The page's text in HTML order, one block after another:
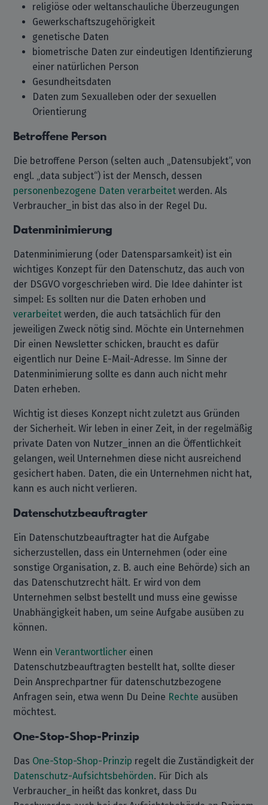
religiöse oder weltanschauliche Überzeugungen
Gewerkschaftszugehörigkeit
genetische Daten
biometrische Daten zur eindeutigen Identifizierung
einer natürlichen Person
Gesundheitsdaten
Daten zum Sexualleben oder der sexuellen
Orientierung
Betroffene Person
Die betroffene Person (selten auch „Datensubjekt“, von
engl. „data subject“) ist der Mensch, dessen
personenbezogene Daten verarbeitet werden. Als
Verbraucher_in bist das also in der Regel Du.
Datenminimierung
Datenminimierung (oder Datensparsamkeit) ist ein
wichtiges Konzept für den Datenschutz, das auch von
der DSGVO vorgeschrieben wird. Die Idee dahinter ist
simpel: Es sollten nur die Daten erhoben und
verarbeitet werden, die auch tatsächlich für den
jeweiligen Zweck nötig sind. Möchte ein Unternehmen
Dir einen Newsletter schicken, braucht es dafür
eigentlich nur Deine E-Mail-Adresse. Im Sinne der
Datenminimierung sollte es dann auch nicht mehr
Daten erheben.
Wichtig ist dieses Konzept nicht zuletzt aus Gründen
der Sicherheit. Wir leben in einer Zeit, in der regelmäßig
private Daten von Nutzer_innen an die Öffentlichkeit
gelangen, weil Unternehmen diese nicht ausreichend
gesichert haben. Daten, die ein Unternehmen nicht hat,
kann es auch nicht verlieren.
Datenschutzbeauftragter
Ein Datenschutzbeauftragter hat die Aufgabe
sicherzustellen, dass ein Unternehmen (oder eine
sonstige Organisation, z. B. auch eine Behörde) sich an
das Datenschutzrecht hält. Er wird von dem
Unternehmen selbst bestellt und muss eine gewisse
Unabhängigkeit haben, um seine Aufgabe ausüben zu
können.
Wenn einVerantwortlicher einen
Datenschutzbeauftragten bestellt hat, sollte dieser
Dein Ansprechpartner für datenschutzbezogene
Anfragen sein, etwa wenn Du Deine Rechte ausüben
möchtest.
One-Stop-Shop-Prinzip
Das One-Stop-Shop-Prinzip regelt die Zuständigkeit der
Datenschutz-Aufsichtsbehörden. Für Dich als
Verbraucher_in heißt das konkret, dass Du